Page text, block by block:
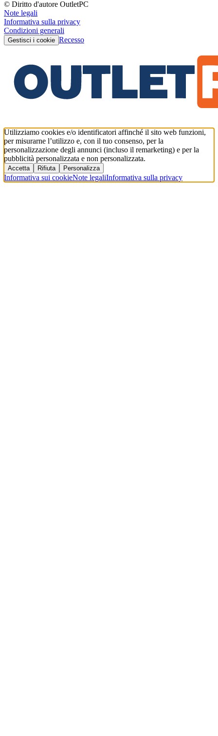
© Diritto d'autore OutletPC
Note legali
Informativa sulla privacy
Condizioni generali
Gestisci i cookie Recesso
Utilizziamo cookies e/o identificatori affinché il sito web funzioni,
per misurarne l’utilizzo e, con il tuo consenso, per la
personalizzazione degli annunci (incluso il remarketing) e per la
pubblicità personalizzata e non personalizzata.
Accetta Rifiuta Personalizza
Informativa sui cookieNote legaliInformativa sulla privacy